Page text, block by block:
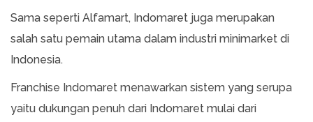
Sama seperti Alfamart, Indomaret juga merupakan
salah satu pemain utama dalam industri minimarket di
Indonesia.
Franchise Indomaret menawarkan sistem yang serupa
yaitu dukungan penuh dari Indomaret mulai dari